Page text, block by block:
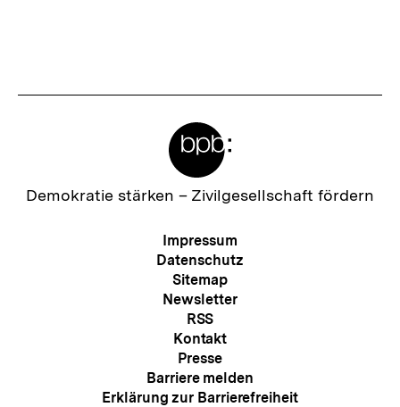
Zur
Demokratie stärken – Zivilgesellschaft fördern
Meta-
Navigation
Impressum
Datenschutz
Sitemap
Newsletter
RSS
Kontakt
Presse
Barriere melden
Erklärung zur Barrierefreiheit